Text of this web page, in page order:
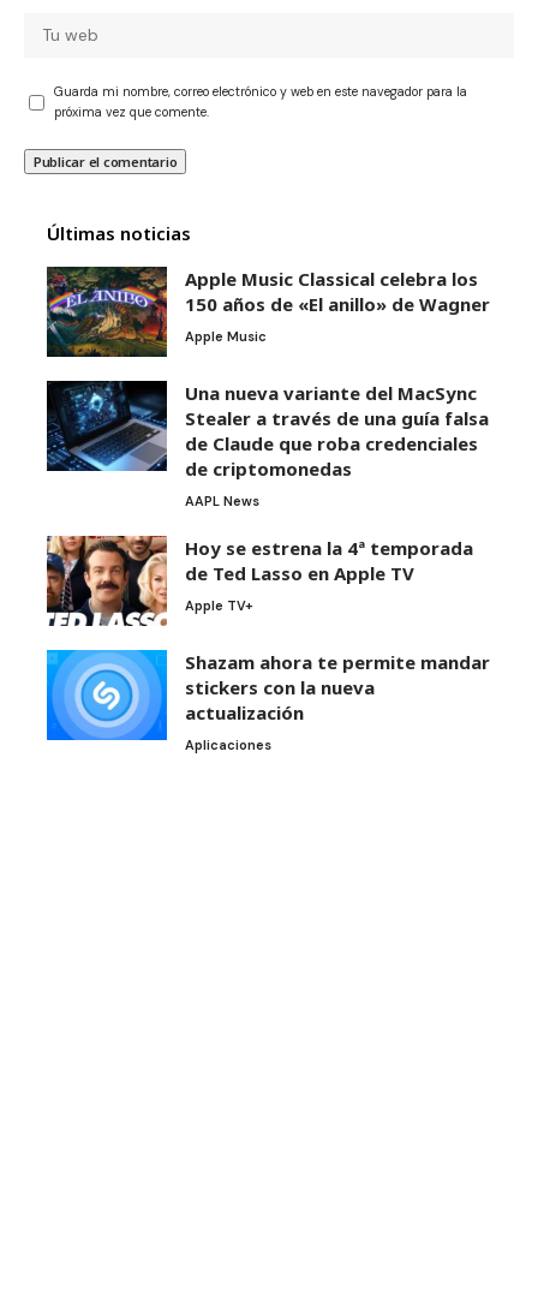
Guarda mi nombre, correo electrónico y web en este navegador para la
próxima vez que comente.
Últimas noticias
Apple Music Classical celebra los
150 años de «El anillo» de Wagner
Apple Music
Una nueva variante del MacSync
Stealer a través de una guía falsa
de Claude que roba credenciales
de criptomonedas
AAPL News
Hoy se estrena la 4ª temporada
de Ted Lasso en Apple TV
Apple TV+
Shazam ahora te permite mandar
stickers con la nueva
actualización
Aplicaciones